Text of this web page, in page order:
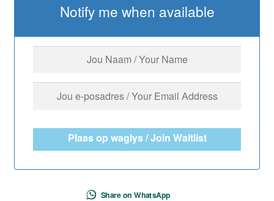
Notify me when available
Plaas op waglys / Join Waitlist
Share on WhatsApp